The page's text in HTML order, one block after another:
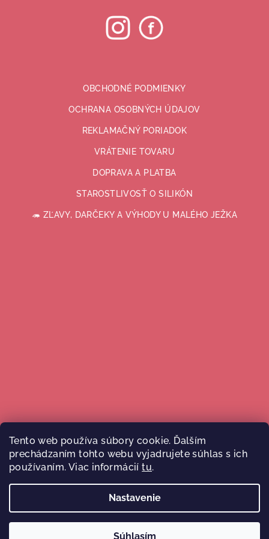
Tento web používa súbory cookie. Ďalším
prechádzaním tohto webu vyjadrujete súhlas s ich
používaním. Viac informáciítu.
Nastavenie
Súhlasím
ý
u
OBCHODNÉ PODMIENKY
OCHRANA OSOBNÝCH ÚDAJOV
REKLAMAČNÝ PORIADOK
VRÁTENIE TOVARU
DOPRAVA A PLATBA
STAROSTLIVOSŤ O SILIKÓN
🦔 ZĽAVY, DARČEKY A VÝHODY U MALÉHO JEŽKA
Sledovať na Instagrame